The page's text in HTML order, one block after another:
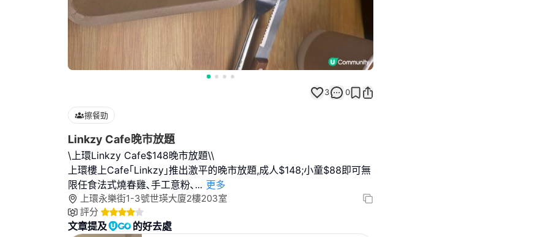
3 0
擦餐勁
Linkzy Cafe晚市放題
\上環Linkzy Cafe$148晚市放題\\
上環樓上Cafe｢Linkzy｣推出激平的晚市放題,成人$148;小童$88即可無
限任食法式燒春雞､手工意粉､ ... 更多
上環永樂街1-3號世瑛大廈2樓203室
評分
文章提及 的好去處